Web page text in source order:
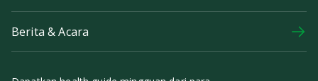
Berita & Acara